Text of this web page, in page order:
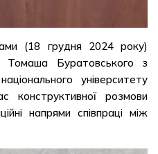
(18 грудня 2024 року)
Томаша Буратовського з
університету
конструктивної розмови
напрями співпраці між